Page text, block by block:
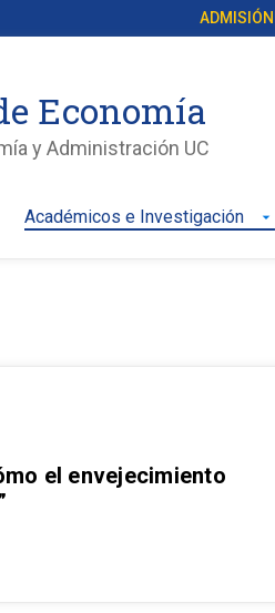
ADMISIÓN
Economía
y Administración UC
Académicos e Investigación arrow_drop_down
el envejecimiento